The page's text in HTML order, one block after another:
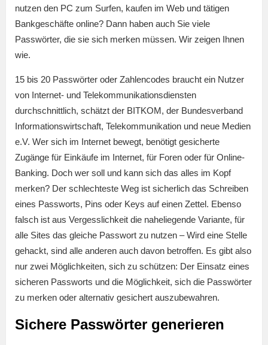
nutzen den PC zum Surfen, kaufen im Web und tätigen
Bankgeschäfte online? Dann haben auch Sie viele
Passwörter, die sie sich merken müssen. Wir zeigen Ihnen
wie.
15 bis 20 Passwörter oder Zahlencodes braucht ein Nutzer
von Internet- und Telekommunikationsdiensten
durchschnittlich, schätzt der BITKOM, der Bundesverband
Informationswirtschaft, Telekommunikation und neue Medien
e.V. Wer sich im Internet bewegt, benötigt gesicherte
Zugänge für Einkäufe im Internet, für Foren oder für Online-
Banking. Doch wer soll und kann sich das alles im Kopf
merken? Der schlechteste Weg ist sicherlich das Schreiben
eines Passworts, Pins oder Keys auf einen Zettel. Ebenso
falsch ist aus Vergesslichkeit die naheliegende Variante, für
alle Sites das gleiche Passwort zu nutzen – Wird eine Stelle
gehackt, sind alle anderen auch davon betroffen. Es gibt also
nur zwei Möglichkeiten, sich zu schützen: Der Einsatz eines
sicheren Passworts und die Möglichkeit, sich die Passwörter
zu merken oder alternativ gesichert auszubewahren.
Sichere Passwörter generieren